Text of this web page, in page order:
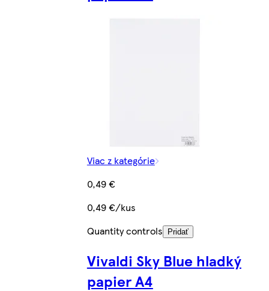
Viac z kategórie
0,49 €
0,49 €/kus
Quantity controls
Pridať
Vivaldi Sky Blue hladký
papier A4